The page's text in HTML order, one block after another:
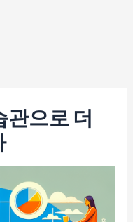
관으로 더